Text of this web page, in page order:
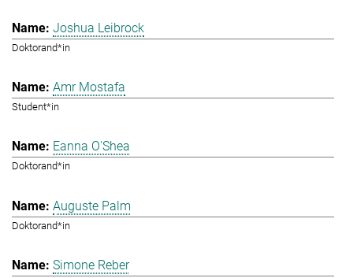
Joshua Leibrock
Doktorand*in
Amr Mostafa
Student*in
Eanna O'Shea
Doktorand*in
Auguste Palm
Doktorand*in
Simone Reber